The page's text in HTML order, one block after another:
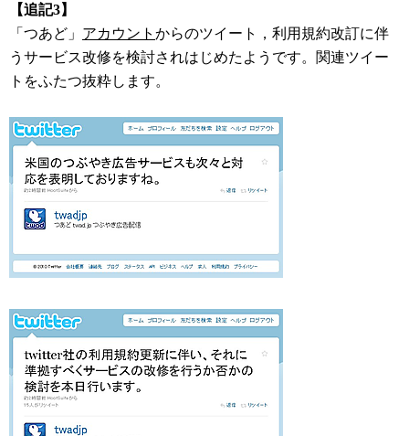
【追記3】
「つあど」 アカウント からのツイート，利用規約改訂に伴
うサービス改修を検討されはじめたようです。関連ツイー
トをふたつ抜粋します。